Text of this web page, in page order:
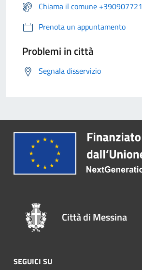
Chiama il comune +390907721
Prenota un appuntamento
Problemi in città
Segnala disservizio
Città di Messina
SEGUICI SU